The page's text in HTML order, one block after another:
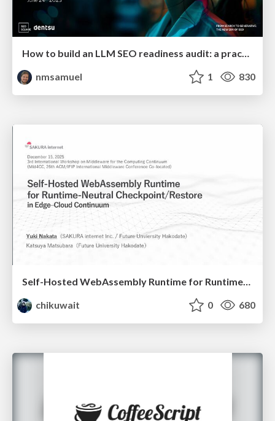
How to build an LLM SEO readiness audit: a practical framework
nmsamuel
1 830
Self-Hosted WebAssembly Runtime for Runtime-Neutral Checkpoint/Restore in Edge–Cloud Continuum
chikuwait
0 680